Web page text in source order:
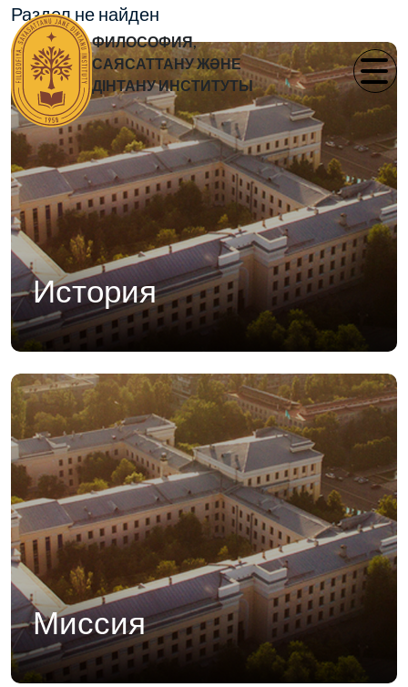
ФИЛОСОФИЯ,
САЯСАТТАНУ ЖӘНЕ
ДІНТАНУ ИНСТИТУТЫ
Раздел не найден
История
Миссия